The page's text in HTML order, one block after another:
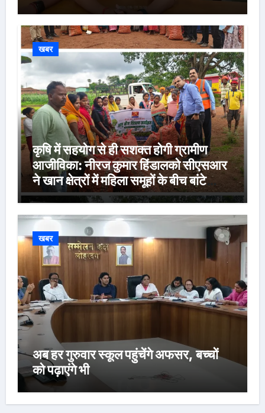
खबर
कृषि में सहयोग से ही सशक्त होगी ग्रामीण
आजीविका: नीरज कुमार हिंडालको सीएसआर
ने खान क्षेत्रों में महिला समूहों के बीच बांटे
560 क्विंटल बरसाती आलू बीज, 1,571
किसान होंगे लाभान्वित
खबर
अब हर गुरुवार स्कूल पहुंचेंगे अफसर, बच्चों
को पढ़ाएंगे भी